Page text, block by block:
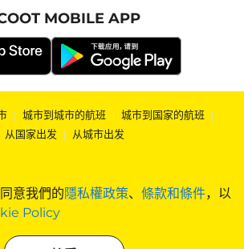
意我們的隱私權政策、 條款和條件，以
Policy
MOBILE APP
| 城市到城市的航班 | 城市到国家的航班 |
从国家出发 | 从城市出发